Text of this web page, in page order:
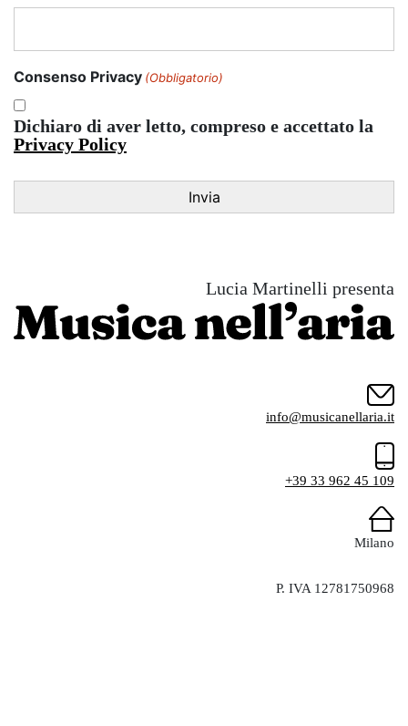
Consenso Privacy (Obbligatorio)
Dichiaro di aver letto, compreso e accettato la
Privacy Policy
Lucia Martinelli presenta
info@musicanellaria.it
+39 33 962 45 109
Milano
P. IVA 12781750968